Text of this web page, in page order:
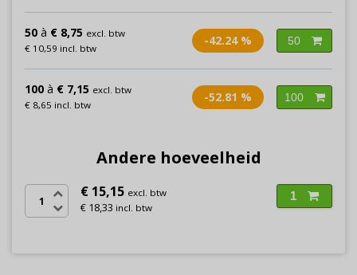
50 à € 8,75 excl. btw
€ 10,59 incl. btw
-42.24 % 50
100 à € 7,15 excl. btw
€ 8,65 incl. btw
-52.81 % 100
Andere hoeveelheid
€ 15,15 excl. btw
€ 18,33 incl. btw
1